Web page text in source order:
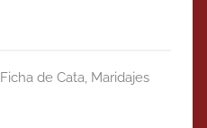
Ficha de Cata, Maridajes